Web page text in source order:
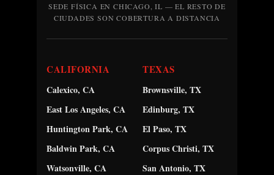
SEDE FÍSICA EN CHICAGO, IL — EL RESTO DE
CIUDADES SON COBERTURA A DISTANCIA
CALIFORNIA
Calexico, CA
East Los Angeles, CA
Huntington Park, CA
Baldwin Park, CA
Watsonville, CA
TEXAS
Brownsville, TX
Edinburg, TX
El Paso, TX
Corpus Christi, TX
San Antonio, TX